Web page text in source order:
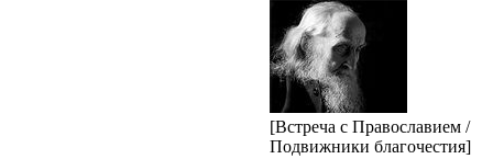
[Встреча с Православием /
Подвижники благочестия]